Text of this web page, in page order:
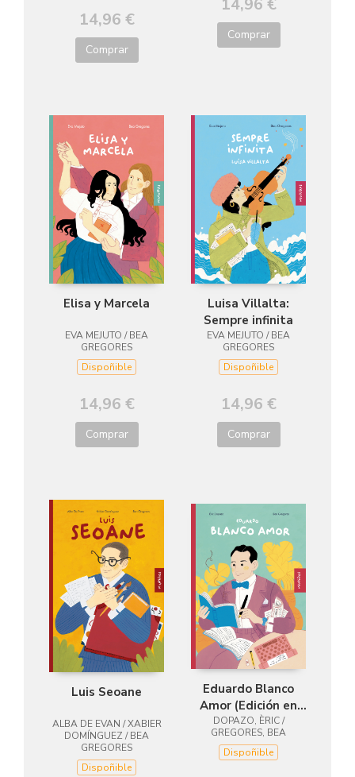
14,96 €
Comprar
14,96 €
Comprar
Elisa y Marcela
EVA MEJUTO / BEA
GREGORES
Dispoñible
14,96 €
Comprar
Luisa Villalta:
Sempre infinita
EVA MEJUTO / BEA
GREGORES
Dispoñible
14,96 €
Comprar
Luis Seoane
ALBA DE EVAN / XABIER
DOMÍNGUEZ / BEA
GREGORES
Dispoñible
Eduardo Blanco
Amor (Edición en
galego)
DOPAZO, ÈRIC /
GREGORES, BEA
Dispoñible